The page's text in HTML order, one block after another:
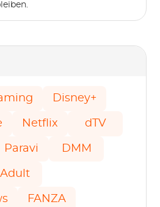
Disney+
Netflix dTV
Paravi DMM
Adult
FANZA